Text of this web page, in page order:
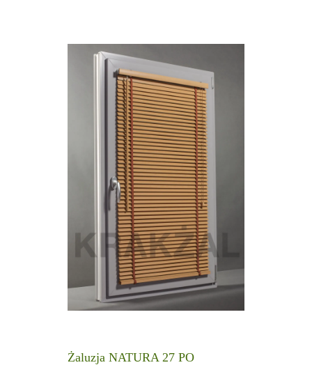
Żaluzja NATURA 27 PO